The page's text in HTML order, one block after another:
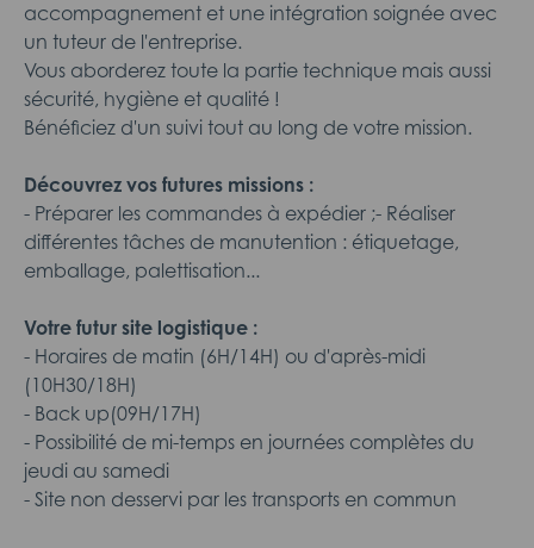
accompagnement et une intégration soignée avec
un tuteur de l'entreprise.
Vous aborderez toute la partie technique mais aussi
sécurité, hygiène et qualité !
Bénéficiez d'un suivi tout au long de votre mission.
Découvrez vos futures missions :
- Préparer les commandes à expédier ;- Réaliser
différentes tâches de manutention : étiquetage,
emballage, palettisation...
Votre futur site logistique :
- Horaires de matin (6H/14H) ou d'après-midi
(10H30/18H)
- Back up(09H/17H)
- Possibilité de mi-temps en journées complètes du
jeudi au samedi
- Site non desservi par les transports en commun